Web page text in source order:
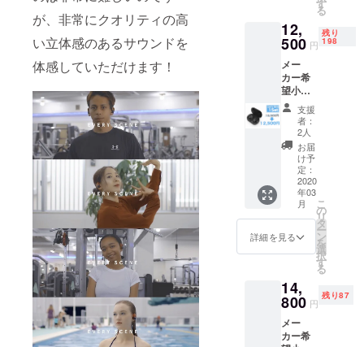
が、非常にクオリティの高
い立体感のあるサウンドを
体感していただけます！
コク、バ
リ、様々な
海外都市の
企業と取引
があり、グ
ローバルな
商品の流通
に関しては
得意分野で
す。「発
明」「発
際に商品化
はワクワク
するような
ポジティブ
シンキング
フック
2組
(マット
ブラッ
ク1組、
ディー
プレッ
ド1組)
イヤー
チップ
(マット
ブラッ
ク大 1
組、
マット
ブラッ
プレッ
ド大 1
ディー
プレッ
す
る
12,
500 円
残り
198
メー
カー希
望小売
価格
15,500
円(税
込)→12,
500円
(税込,送
料込)
【内容
物】
CHEET
AH イヤ
ホン 1
フック
2組
(マット
ブラッ
ク1組、
支援
者：
2人
お届
け予
定：
2020
年03
月
詳細を見る
こ
の
リ
タ
ー
ン
を
選
択
す
る
14,
800 円
残り87
メー
カー希